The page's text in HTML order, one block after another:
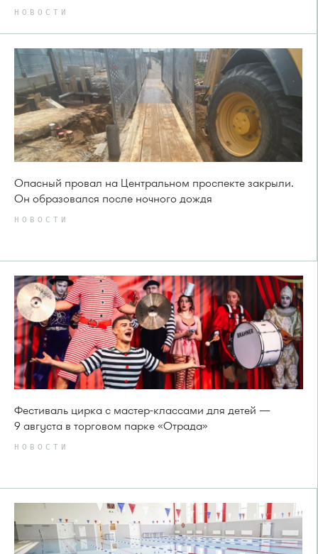
НОВОСТИ
Опасный провал на Центральном проспекте закрыли.
Он образовался после ночного дождя
НОВОСТИ
Фестиваль цирка с мастер-классами для детей —
9 августа в торговом парке «Отрада»
НОВОСТИ